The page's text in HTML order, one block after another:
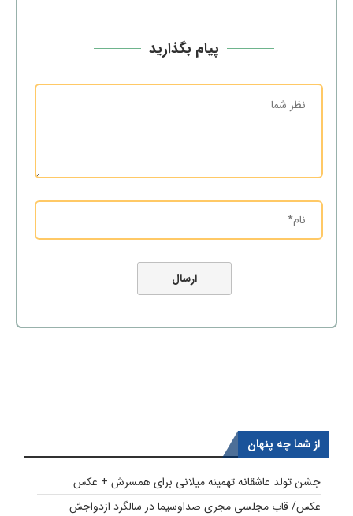
پیام بگذارید
از شما چه پنهان
جشن تولد عاشقانه تهمینه میلانی برای همسرش + عکس
عکس/ قاب مجلسی مجری صداوسیما در سالگرد ازدواجش